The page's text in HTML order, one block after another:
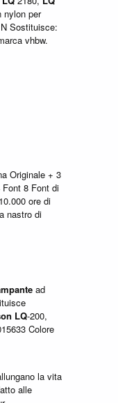
nylon per
Sostituisce:
vhbw.
Originale + 3
8 Font di
ore di
nastro di
ad
LQ-200,
Colore
la vita
alle